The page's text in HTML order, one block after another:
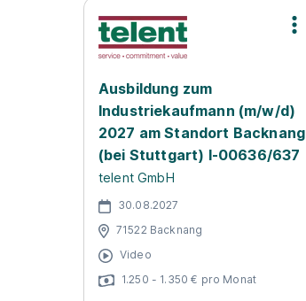
Ausbildung zum
Industriekaufmann (m/w/d)
2027 am Standort Backnang
(bei Stuttgart) I-00636/637
telent GmbH
30.08.2027
71522 Backnang
Video
1.250 - 1.350 € pro Monat